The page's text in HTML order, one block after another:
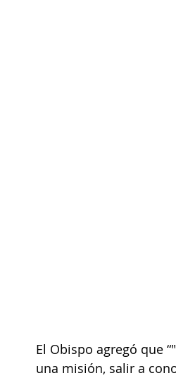
El Obispo agregó que
una misión, salir a